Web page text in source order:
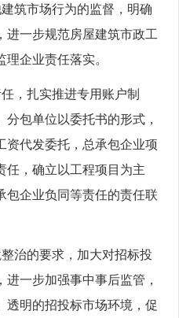
市场行为的监督，明确
进一步规范房屋建筑市政工
企业责任落实。
扎实推进专用账户制
包单位以委托书的形式，
资代发委托，总承包企业项
任，确立以工程项目为主
包企业负同等责任的责任联
的要求，加大对招标投
一步加强事中事后监管，
透明的招投标市场环境，促